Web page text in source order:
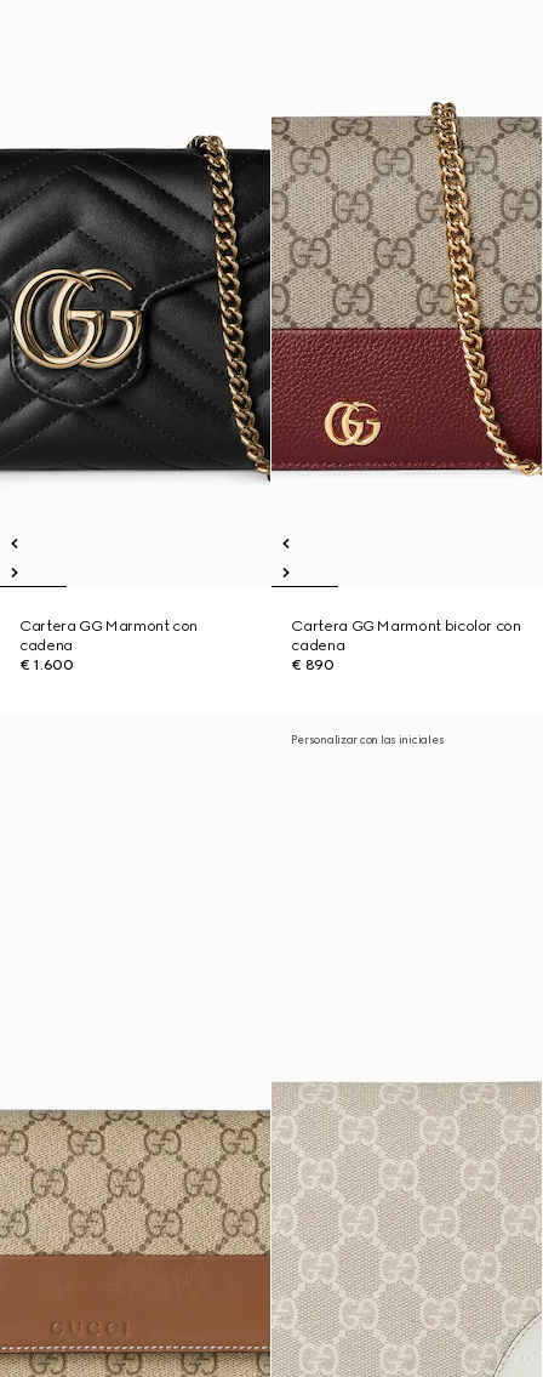
Cartera GG Marmont con
cadena
€ 1.600
Cartera GG Marmont bicolor con
cadena
€ 890
Personalizar con las iniciales